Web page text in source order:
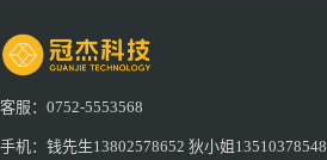
客服：0752-5553568
手机：钱先生13802578652 狄小姐13510378548